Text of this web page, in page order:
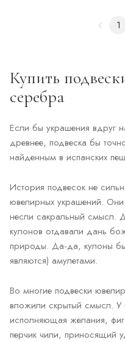
1
Купить
серебра
Если бы украшения вдруг
древнее, подвеска бы
найденным в испанских
История подвесок не
ювелирных украшений. Они
несли сакральный смысл.
кулонов отдавали дань
природы. Да-да, кулоны
являются) амулетами.
Во многие подвески
вложили скрытый смысл. У
исполняющая желания,
перчик чили, приносящий